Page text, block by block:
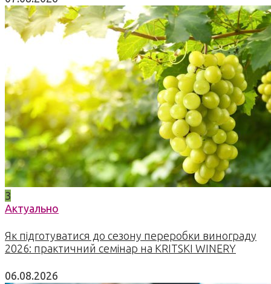
3
Актуально
Як підготуватися до сезону переробки винограду
2026: практичний семінар на KRITSKI WINERY
06.08.2026